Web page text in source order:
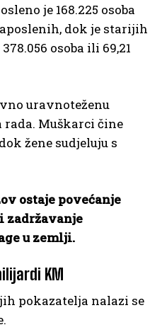
je 168.225 osoba
dok je starijih
osoba ili 69,21
uravnoteženu
Muškarci čine
žene sudjeluju s
ostaje povećanje
zadržavanje
u zemlji.
KM
pokazatelja nalazi se